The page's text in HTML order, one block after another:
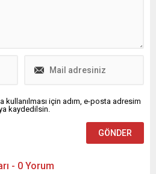
kullanılması için adım, e-posta adresim
kaydedilsin.
- 0 Yorum